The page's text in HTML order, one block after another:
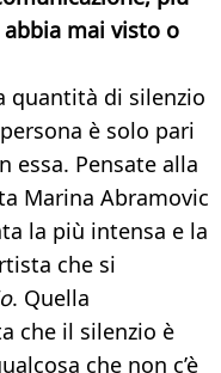
mai visto o
quantità di silenzio
è solo pari
essa. Pensate alla
Marina Abramovic
la più intensa e la
che si
. Quella
che il silenzio è
che non c’è